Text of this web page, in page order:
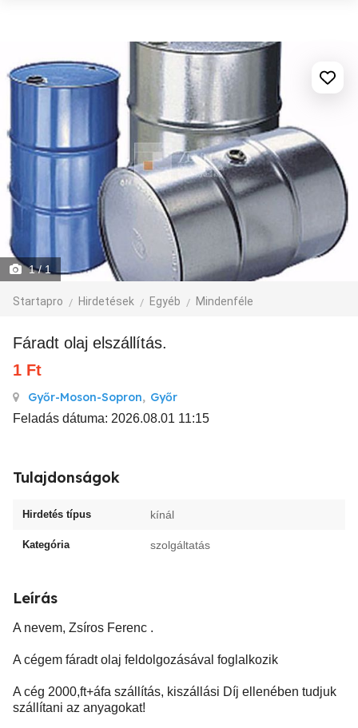
1/ 1
Startapro Hirdetések Egyéb Mindenféle
Fáradt olaj elszállítás.
1 Ft
Győr-Moson-Sopron, Győr
Feladás dátuma: 2026.08.01 11:15
Tulajdonságok
Hirdetés típus kínál
Kategória szolgáltatás
Leírás
A nevem, Zsíros Ferenc .
A cégem fáradt olaj feldolgozásával foglalkozik
A cég 2000,ft+áfa szállítás, kiszállási Díj ellenében tudjuk
szállítani az anyagokat!